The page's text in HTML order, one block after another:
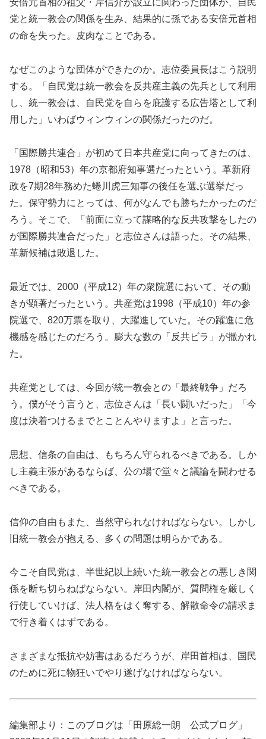
党と統一教会の関係を生み、結果的に孫である安倍元首相
の命を失った。皮肉なことである。
なぜこのような団体ができたのか。志位委員長はこう説明
する。「自民党は統一教会を反共産主義の先兵として利用
し、統一教会は、自民党を自らを庇護する広告塔として利
用した」いわばウィンウィンの関係だったのだ。
「国際勝共連合」が初めて日本共産党に向ってきたのは、
1978（昭和53）年の京都府知事選だったという。革新府
政を7期28年務めた蜷川虎三知事の後任を選ぶ選挙だっ
た。保守勢力にとっては、何がなんでも勝ちたかったのだ
ろう。そこで、「前面に立って謀略的な反共攻撃をしたの
が国際勝共連合だった」と志位さんは語った。その結果、
革新候補は敗退した。
最近では、2000（平成12）年の衆院選において、その動
きが顕著だったという。共産党は1998（平成10）年の参
院選で、820万票を取り、大躍進していた。その躍進に危
機感を感じたのだろう。膨大な数の「反共ビラ」が撒かれ
た。
共産党としては、今回が統一教会との「最終戦争」だろ
う。僕がそう言うと、志位さんは「長い闘いだった」「今
度は決着つけるまでとことんやりますよ」と言った。
思想、信条の自由は、もちろん守られるべきである。しか
し主義主張があるならば、公の場で堂々と議論を闘わせる
べきである。
信仰の自由もまた、当然守られなければならない。しかし
旧統一教会が抱える、多くの問題は明らかである。
今こそ自民党は、半世紀以上続いた統一教会との悪しき関
係を断ち切らねばならない。岸田内閣が、質問権を厳しく
行使していけば、法人格をはく奪する、解散命令の請求ま
で行き着くはずである。
さまざまな抵抗や妨害はあるだろうが、岸田首相は、国民
のために死に物狂いでやり遂げなければならない。
編集部より：このブログは「田原総一朗 公式ブログ」